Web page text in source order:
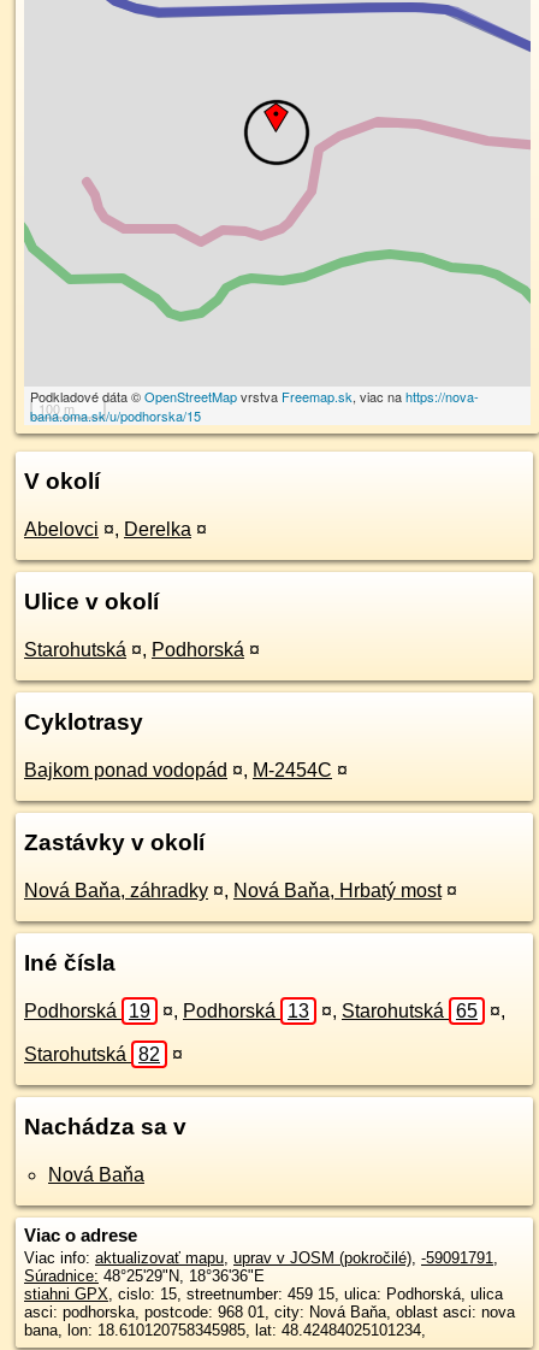
100 m
Podkladové dáta ©OpenStreetMapvrstva Freemap.sk, viac nahttps://nova-
bana.oma.sk/u/podhorska/15
V okolí
Abelovci ¤, Derelka ¤
Ulice v okolí
Starohutská ¤, Podhorská ¤
Cyklotrasy
Bajkom ponad vodopád ¤, M-2454C ¤
Zastávky v okolí
Nová Baňa, záhradky ¤, Nová Baňa, Hrbatý most ¤
Iné čísla
Podhorská 19 ¤, Podhorská 13 ¤, Starohutská 65 ¤,
Starohutská 82 ¤
Nachádza sa v
Nová Baňa
Viac o adrese
Viac info: aktualizovať mapu, uprav v JOSM (pokročilé), -59091791,
Súradnice: 48°25'29"N, 18°36'36"E
stiahni GPX, cislo: 15, streetnumber: 459 15, ulica: Podhorská, ulica
asci: podhorska, postcode: 968 01, city: Nová Baňa, oblast asci: nova
bana, lon: 18.610120758345985, lat: 48.42484025101234,